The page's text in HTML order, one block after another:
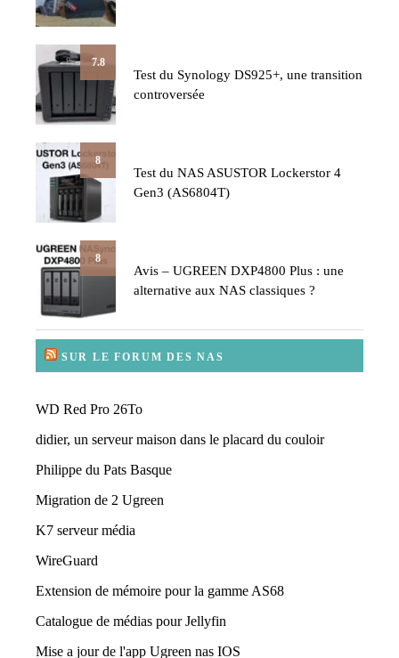
7.8
Test du Synology DS925+, une transition
controversée
8
Test du NAS ASUSTOR Lockerstor 4
Gen3 (AS6804T)
8
Avis – UGREEN DXP4800 Plus : une
alternative aux NAS classiques ?
SUR LE FORUM DES NAS
WD Red Pro 26To
didier, un serveur maison dans le placard du couloir
Philippe du Pats Basque
Migration de 2 Ugreen
K7 serveur média
WireGuard
Extension de mémoire pour la gamme AS68
Catalogue de médias pour Jellyfin
Mise a jour de l'app Ugreen nas IOS